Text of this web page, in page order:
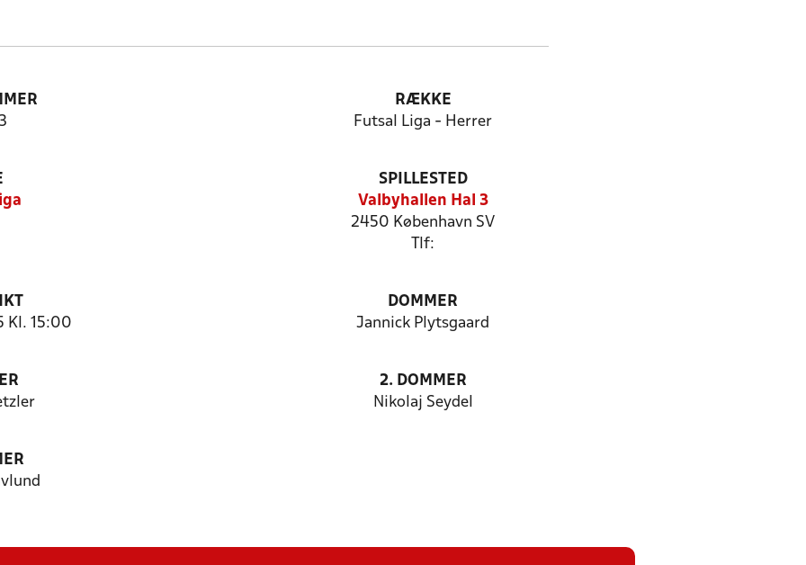
RÆKKE
Futsal Liga - Herrer
SPILLESTED
Valbyhallen Hal 3
2450 København SV
Tlf:
Kl. 15:00
DOMMER
Jannick Plytsgaard
2. DOMMER
Nikolaj Seydel